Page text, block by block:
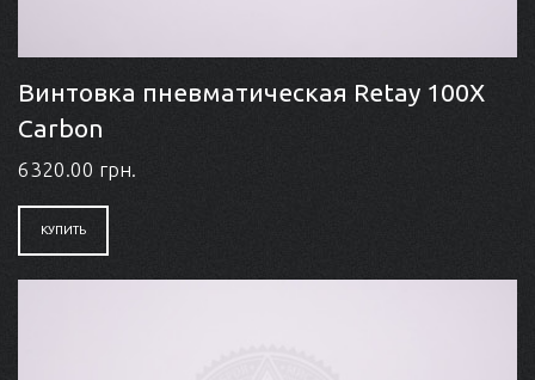
Винтовка пневматическая Retay 100X
Carbon
6320.00 грн.
КУПИТЬ